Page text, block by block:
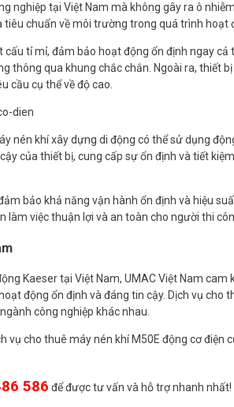
nghiệp tại Việt Nam mà không gây ra ô
chuẩn về môi trường trong quá trình hoạt
tỉ mỉ, đảm bảo hoạt động ổn định ngay
thông qua khung chắc chắn. Ngoài ra, thiết
cầu cụ thể về độ cao.
nén khí xây dựng di động có thể sử dụng
của thiết bị, cung cấp sự ổn định và tiết
bảo khả năng vận hành ổn định và hiệu
làm việc thuận lợi và an toàn cho người thi
Kaeser tại Việt Nam, UMAC Việt Nam cam
động ổn định và đáng tin cậy. Dịch vụ cho
công nghiệp khác nhau.
vụ cho thuê máy nén khí M50E động cơ điện
586 để được tư vấn và hỗ trợ nhanh nhất!